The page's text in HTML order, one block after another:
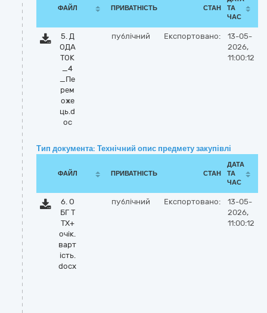
ФАЙЛ ПРИВАТНІСТЬ СТАН
ТА
ЧАС
5. Д
ОДА
ТОК
_4
_Пе
рем
оже
ць.d
oc
публічний Експортовано:
13-05-
2026,
11:00:12
Тип документа: Технічний опис предмету закупівлі
ФАЙЛ ПРИВАТНІСТЬ СТАН
ДАТА
ТА
ЧАС
6. О
БГ Т
ТХ+
очік.
варт
ість.
docx
публічний Експортовано:
13-05-
2026,
11:00:12